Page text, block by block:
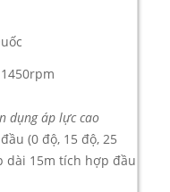
dụng áp lực cao
(0 độ, 15 độ, 25
dài 15m tích hợp đầu